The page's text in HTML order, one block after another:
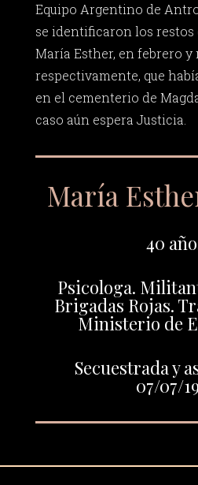
Equipo Argentino de
se identificaron los restos
María Esther, en febrero y
respectivamente, que
en el cementerio de
caso aún espera Justicia.
María
40
Psicologa.
Brigadas Rojas.
Ministerio de
Secuestrada y
07/07/